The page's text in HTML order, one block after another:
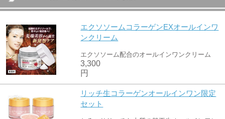
エクソソームコラーゲンEXオールインワ
ンクリーム
エクソソーム配合のオールインワンクリーム
3,300
円
リッチ生コラーゲンオールインワン限定
セット